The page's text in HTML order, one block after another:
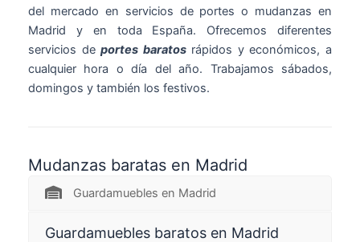
del mercado en servicios de portes o mudanzas en
Madrid y en toda España. Ofrecemos diferentes
servicios deportes baratosrápidos y económicos, a
cualquier hora o día del año. Trabajamos sábados,
domingos y también los festivos.
Mudanzas baratas en Madrid
Guardamuebles en Madrid
Guardamuebles baratos en Madrid